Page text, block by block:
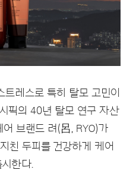
레스로 특히 탈모 고민이
픽의 40년 탈모 연구 자산
브랜드 려(呂, RYO)가
친 두피를 건강하게 케어
한다.